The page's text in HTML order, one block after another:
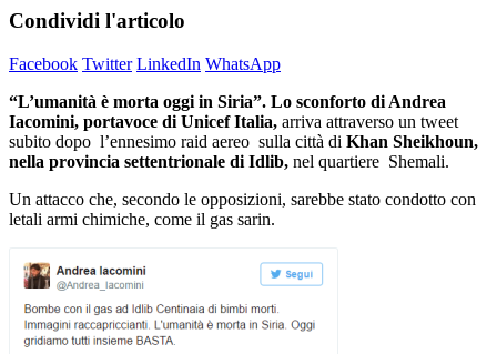
Condividi l'articolo
Facebook Twitter LinkedIn WhatsApp
“L’umanità è morta oggi in Siria”. Lo sconforto di Andrea
Iacomini, portavoce di Unicef Italia, arriva attraverso un tweet
subito dopo l’ennesimo raid aereo sulla città di Khan Sheikhoun,
nella provincia settentrionale di Idlib, nel quartiere Shemali.
Un attacco che, secondo le opposizioni, sarebbe stato condotto con
letali armi chimiche, come il gas sarin.